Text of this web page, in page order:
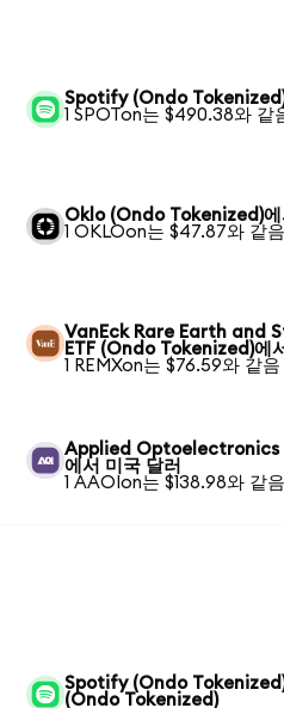
Spotify (Ondo Tokenized)
1 SPOTon는 $490.38와 같
Oklo (Ondo Tokenized)에
1 OKLOon는 $47.87와 같음
VanEck Rare Earth and
ETF (Ondo Tokenized)에
1 REMXon는 $76.59와 같음
Applied Optoelectronics
에서 미국 달러
1 AAOIon는 $138.98와 같음
Spotify (Ondo
(Ondo Tokenized)